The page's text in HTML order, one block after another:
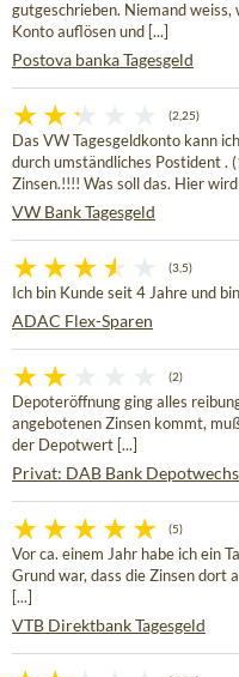
gutgeschrieben. Niemand weiss,
Konto auflösen und [...]
Postova banka Tagesgeld
(2,25)
Das VW Tagesgeldkonto kann
durch umständliches Postident .
Zinsen.!!!! Was soll das. Hier wird
VW Bank Tagesgeld
(3,5)
Ich bin Kunde seit 4 Jahre und
ADAC Flex-Sparen
(2)
Depoteröffnung ging alles
angebotenen Zinsen kommt,
der Depotwert [...]
Privat: DAB Bank
(5)
Vor ca. einem Jahr habe ich ein
Grund war, dass die Zinsen dort
[...]
VTB Direktbank Tagesgeld